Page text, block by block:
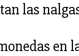
las
en